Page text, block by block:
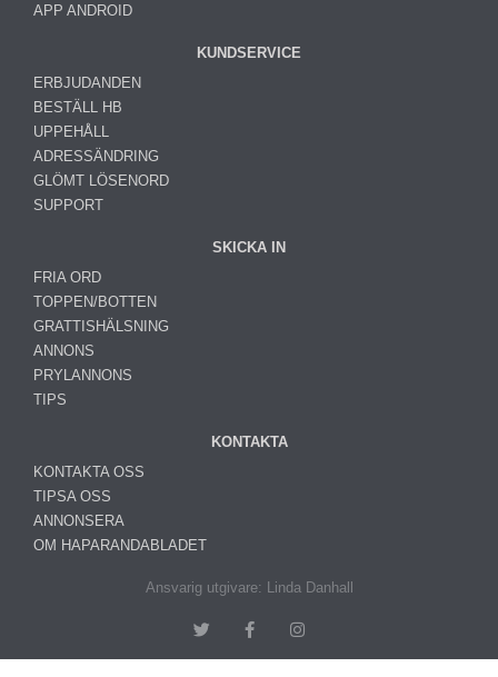
APP ANDROID
KUNDSERVICE
ERBJUDANDEN
BESTÄLL HB
UPPEHÅLL
ADRESSÄNDRING
GLÖMT LÖSENORD
SUPPORT
SKICKA IN
FRIA ORD
TOPPEN/BOTTEN
GRATTISHÄLSNING
ANNONS
PRYLANNONS
TIPS
KONTAKTA
KONTAKTA OSS
TIPSA OSS
ANNONSERA
OM HAPARANDABLADET
Ansvarig utgivare: Linda Danhall